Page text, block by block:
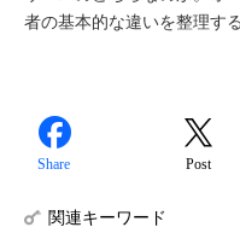
者の基本的な違いを整理する
Share Post
関連キーワード